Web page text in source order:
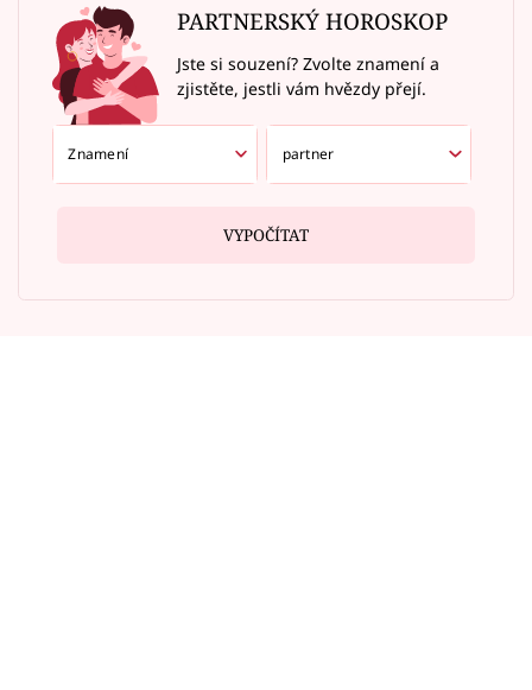
PARTNERSKÝ HOROSKOP
Jste si souzení? Zvolte znamení a
zjistěte, jestli vám hvězdy přejí.
VYPOČÍTAT